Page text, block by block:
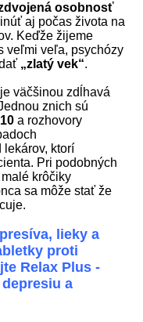
osobnosť
aj počas života na
Keďže žijeme
veľmi veľa, psychózy
„zlatý vek“.
väčšinou zdĺhavá
znich sú
a rozhovory
ktorí
Pri podobných
krôčiky
sa môže stať že
lieky a
proti
Relax Plus -
depresiu a